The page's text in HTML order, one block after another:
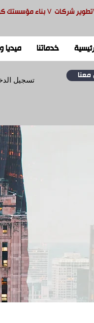
تطوير شركات بناء مؤسستك
ميديا خدماتنا
تسجيل